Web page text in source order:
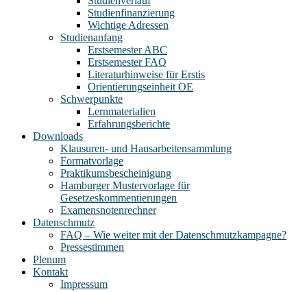
Studienfinanzierung
Wichtige Adressen
Studienanfang
Erstsemester ABC
Erstsemester FAQ
Literaturhinweise für Erstis
Orientierungseinheit OE
Schwerpunkte
Lernmaterialien
Erfahrungsberichte
Downloads
Klausuren- und Hausarbeitensammlung
Formatvorlage
Praktikumsbescheinigung
Hamburger Mustervorlage für
Gesetzeskommentierungen
Examensnotenrechner
Datenschmutz
FAQ – Wie weiter mit der Datenschmutzkampagne?
Pressestimmen
Plenum
Kontakt
Impressum